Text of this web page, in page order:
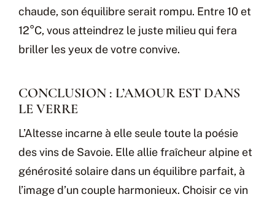
chaude, son équilibre serait rompu. Entre 10 et
12°C, vous atteindrez le juste milieu qui fera
briller les yeux de votre convive.
CONCLUSION : L’AMOUR EST DANS
LE VERRE
L’Altesse incarne à elle seule toute la poésie
des vins de Savoie. Elle allie fraîcheur alpine et
générosité solaire dans un équilibre parfait, à
l’image d’un couple harmonieux. Choisir ce vin